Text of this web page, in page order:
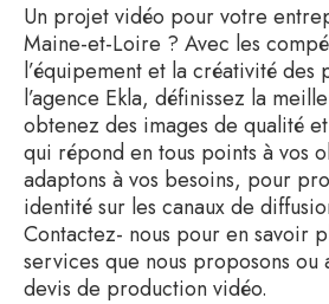
Un projet vidéo pour votre
Maine-et-Loire ? Avec les
l’équipement et la créativité des
l’agence Ekla, définissez la
obtenez des images de qualité
qui répond en tous points à vos
adaptons à vos besoins, pour
identité sur les canaux de
Contactez- nous pour en savoir
services que nous proposons ou
devis de production vidéo.